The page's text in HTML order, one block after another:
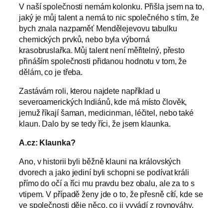
V naší společnosti nemám kolonku. Přišla jsem na to,
jaký je můj talent a nemá to nic společného s tím, že
bych znala nazpaměť Mendělejevovu tabulku
chemických prvků, nebo byla výborná
krasobruslařka. Můj talent není měřitelný, přesto
přináším společnosti přidanou hodnotu v tom, že
dělám, co je třeba.
Zastávám roli, kterou najdete například u
severoamerických Indiánů, kde má místo člověk,
jemuž říkají šaman, medicinman, léčitel, nebo také
klaun. Dalo by se tedy říci, že jsem klaunka.
A.cz: Klaunka?
Ano, v historii byli běžně klauni na královských
dvorech a jako jediní byli schopni se podívat králi
přímo do očí a říci mu pravdu bez obalu, ale za to s
vtipem. V případě ženy jde o to, že přesně cítí, kde se
ve společnosti děje něco, co ji vyvádí z rovnováhy.